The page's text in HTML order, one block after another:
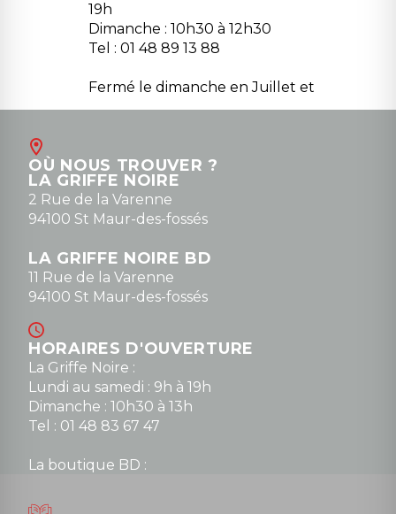
19h
Dimanche : 10h30 à 12h30
Tel : 01 48 89 13 88
Fermé le dimanche en Juillet et
Août
contact@la-griffe-noire.com
0148836747
OÙ NOUS TROUVER ?
LA GRIFFE NOIRE
2 Rue de la Varenne
94100 St Maur-des-fossés
LA GRIFFE NOIRE BD
11 Rue de la Varenne
94100 St Maur-des-fossés
HORAIRES D'OUVERTURE
La Griffe Noire :
Lundi au samedi : 9h à 19h
Dimanche : 10h30 à 13h
Tel : 01 48 83 67 47
La boutique BD :
Mardi au samedi : 10h à 13h / 14h à 19h